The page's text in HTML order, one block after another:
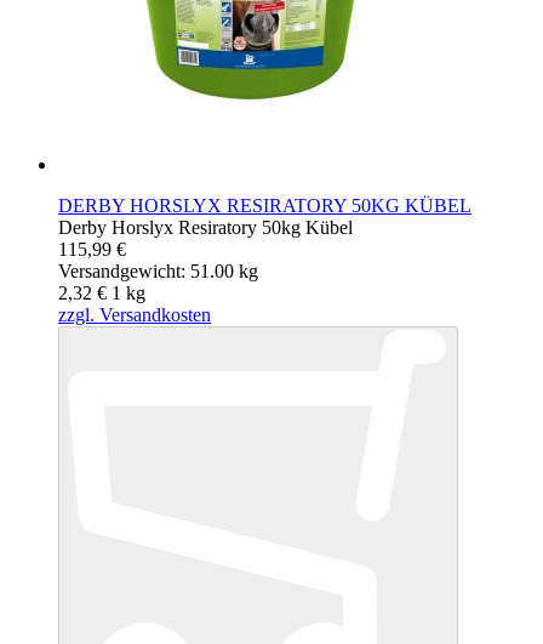
DERBY HORSLYX RESIRATORY 50KG KÜBEL
Derby Horslyx Resiratory 50kg Kübel
115,99 €
Versandgewicht: 51.00 kg
2,32 € 1 kg
zzgl. Versandkosten